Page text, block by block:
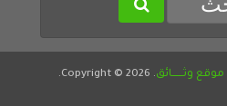
موقع وثــــــائق. Copyright © 2026.